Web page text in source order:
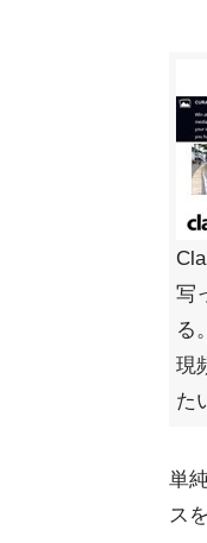
写
る
現
た
単
ス